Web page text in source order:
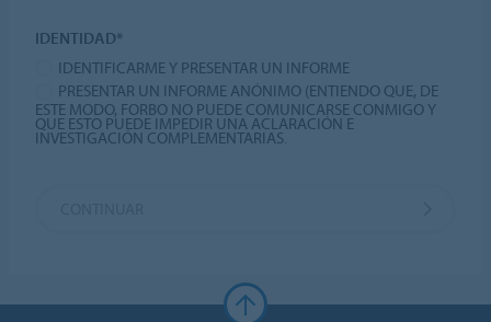
IDENTIDAD*
IDENTIFICARME Y PRESENTAR UN INFORME
PRESENTAR UN INFORME ANÓNIMO (ENTIENDO QUE, DE
ESTE MODO, FORBO NO PUEDE COMUNICARSE CONMIGO Y
QUE ESTO PUEDE IMPEDIR UNA ACLARACIÓN E
INVESTIGACIÓN COMPLEMENTARIAS.